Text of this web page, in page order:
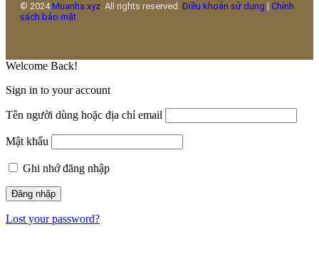
© 2024Muanha.xyz. All rights reserved.Điều khoản sử dụng | Chính
sách bảo mật
Welcome Back!
Sign in to your account
Tên người dùng hoặc địa chỉ email
Mật khẩu
Ghi nhớ đăng nhập
Lost your password?